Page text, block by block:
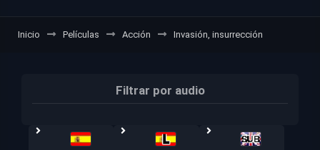
Inicio Películas Acción Invasión, insurrección
Filtrar por audio